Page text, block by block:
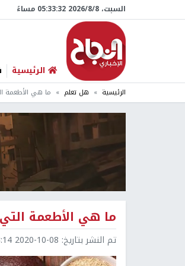
السبت، 8/‏8/‏2026 05:33:33 مساءً
الرئيسية
الرئيسية هل تعلم ما هي الأطعمة
ما هي الأطعمة
تم النشر بتاريخ: 2020-10-08 13:14